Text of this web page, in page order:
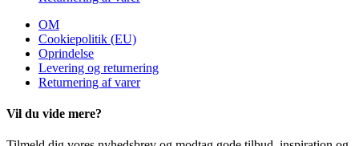
OM
Cookiepolitik (EU)
Oprindelse
Levering og returnering
Returnering af varer
Vil du vide mere?